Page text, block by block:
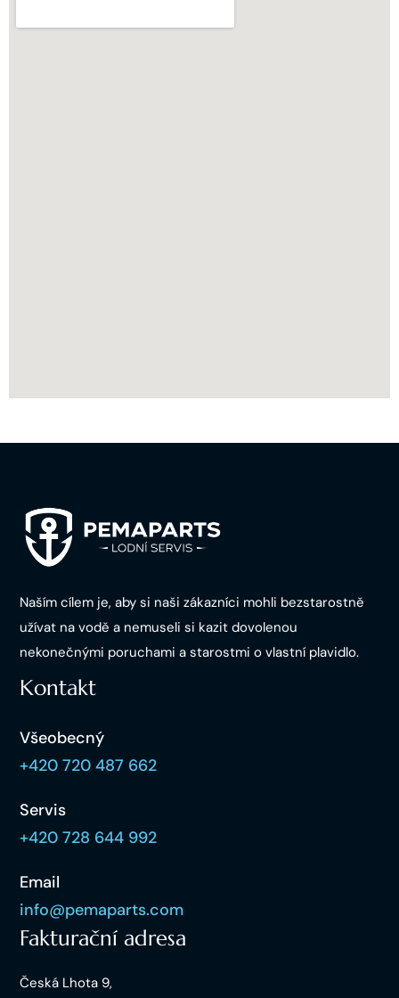
Naším cílem je, aby si naši zákazníci mohli bezstarostně
užívat na vodě a nemuseli si kazit dovolenou
nekonečnými poruchami a starostmi o vlastní plavidlo.
Kontakt
Všeobecný
+420 720 487 662
Servis
+420 728 644 992
Email
info@pemaparts.com
Fakturační adresa
Česká Lhota 9,